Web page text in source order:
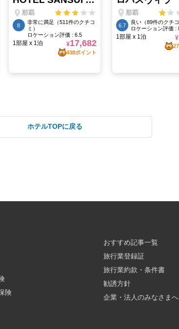
ホテルTOPに戻る
険
おすすめ記事一覧
旅行業登録証
旅行業約款・条件書
勧誘方針
企業・法人のみなさまへ